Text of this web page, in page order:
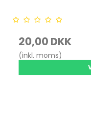
20,00 DKK
(inkl. moms)